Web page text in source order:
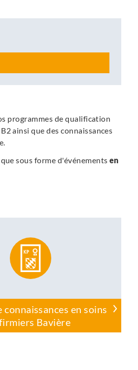
programmes de qualification
ainsi que des connaissances
sous forme d'événements en
connaissances en soins
Bavière